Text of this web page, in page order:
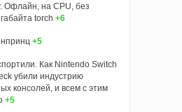
Офлайн, на CPU, без
torch +6
+5
Как Nintendo Switch
убили индустрию
консолей, и всем с этим
+5